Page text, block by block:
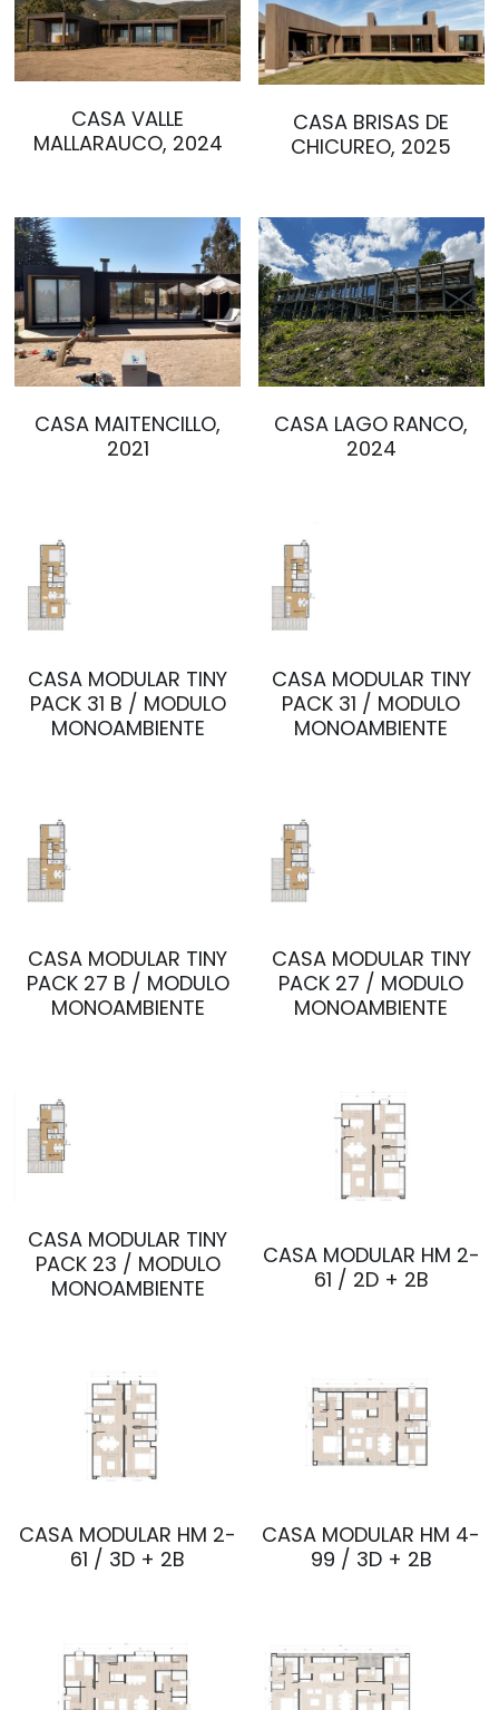
SALUD
PROCESO CONSTRUCTIVO
info@builderpack.cl
contacto
CASA VALLE
MALLARAUCO, 2024
CASA BRISAS DE
CHICUREO, 2025
CASA MAITENCILLO,
2021
CASA LAGO RANCO,
2024
CASA MODULAR TINY
PACK 31 B / MODULO
MONOAMBIENTE
CASA MODULAR TINY
PACK 31 / MODULO
MONOAMBIENTE
CASA MODULAR TINY
PACK 27 B / MODULO
MONOAMBIENTE
CASA MODULAR TINY
PACK 27 / MODULO
MONOAMBIENTE
CASA MODULAR TINY
PACK 23 / MODULO
MONOAMBIENTE
CASA MODULAR HM 2-
61 / 2D + 2B
CASA MODULAR HM 2-
61 / 3D + 2B
CASA MODULAR HM 4-
99 / 3D + 2B